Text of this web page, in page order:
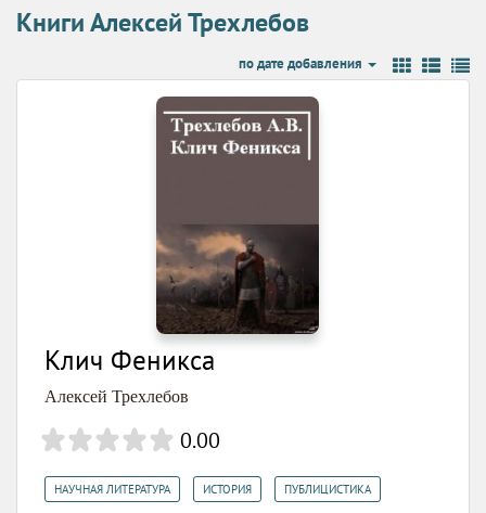
Книги Алексей Трехлебов
по дате добавления
Клич Феникса
Алексей Трехлебов
0.00
НАУЧНАЯ ЛИТЕРАТУРА ИСТОРИЯ ПУБЛИЦИСТИКА